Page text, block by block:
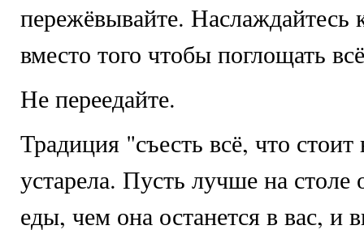
пережёвывайте.
вместо того чтобы поглощать
Не переедайте.
Традиция "съесть всё, что
устарела. Пусть лучше на столе
еды, чем она останется в вас, и